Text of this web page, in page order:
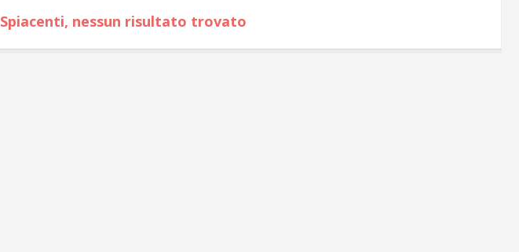
Spiacenti, nessun risultato trovato